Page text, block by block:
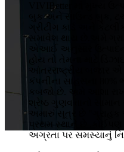
VIVIBetter માં મુખ્ય
બુક અને સાઉન્ડ બુક,
ગ્રીટીંગ કાર્ડ અને
સમાવેશ થાય છે.અમે
એઆઈ અનુસાર
હોય તો તેમના માટે
આંતરરાષ્ટ્રીય બજાર
કંપનીના સાહસના
કબજો છે. અમે આશા
શ્રેષ્ઠ ગુણવત્તાનો
અમારું સૂત્ર છે
પ્રથમ સ્થાને છે .કોઈપણ
અગ્રતા પર સમસ્યાનું